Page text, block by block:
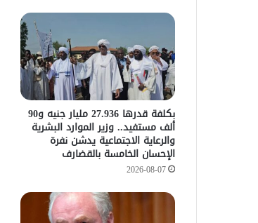
​بكلفة قدرها 27.936 مليار جنيه و90
ألف مستفيد.. وزير الموارد البشرية
والرعاية الاجتماعية يدشن نفرة
الإحسان الخامسة بالقضارف
2026-08-07